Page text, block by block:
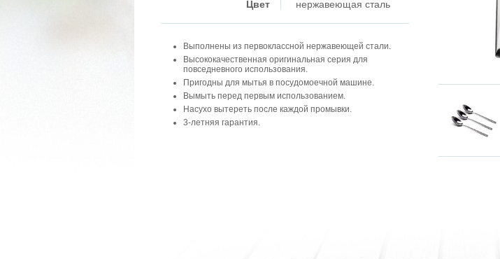
Цвет
нержавеющая сталь
Выполнены из первоклассной нержавеющей стали.
Высококачественная оригинальная серия для
повседневного использования.
Пригодны для мытья в посудомоечной машине.
Вымыть перед первым использованием.
Насухо вытереть после каждой промывки.
3-летняя гарантия.